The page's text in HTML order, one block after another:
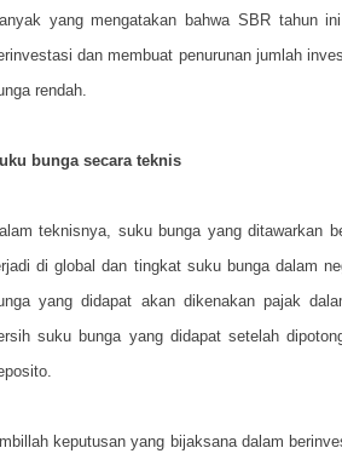
yang mengatakan bahwa SBR tahun
dan membuat penurunan jumlah
rendah.
bunga secara teknis
teknisnya, suku bunga yang ditawarkan
di global dan tingkat suku bunga dalam
yang didapat akan dikenakan pajak
suku bunga yang didapat setelah
keputusan yang bijaksana dalam